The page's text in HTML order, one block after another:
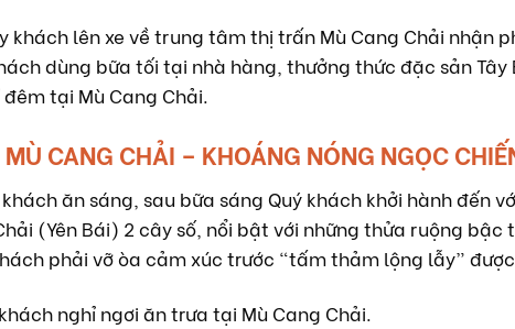
khách lên xe về trung tâm thị trấn Mù Cang Chải nhận
dùng bữa tối tại nhà hàng, thưởng thức đặc sản
tại Mù Cang Chải.
MÙ CANG CHẢI – KHOÁNG NÓNG NGỌC
ăn sáng, sau bữa sáng Quý khách khởi hành đến
(Yên Bái) 2 cây số, nổi bật với những thửa ruộng
phải vỡ òa cảm xúc trước “tấm thảm lộng lẫy”
nghỉ ngơi ăn trưa tại Mù Cang Chải.